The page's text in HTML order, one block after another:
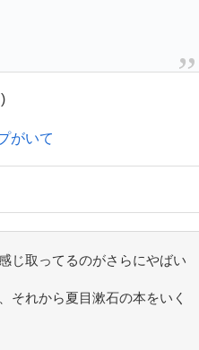
がいて
じ取ってるのがさらにやばい
それから夏目漱石の本をいく